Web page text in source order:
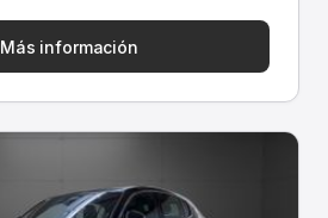
Más información